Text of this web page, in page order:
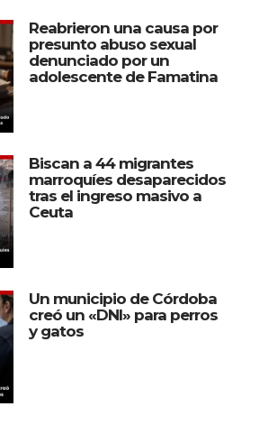
Reabrieron una causa por
presunto abuso sexual
denunciado por un
adolescente de Famatina
Biscan a 44 migrantes
marroquíes desaparecidos
tras el ingreso masivo a
Ceuta
Un municipio de Córdoba
creó un «DNI» para perros
y gatos